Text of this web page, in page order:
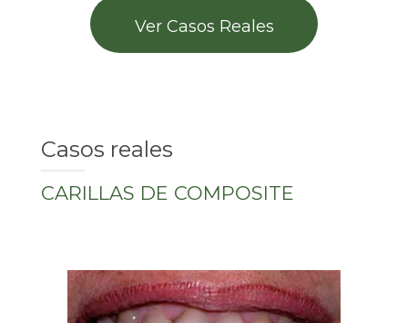
CONTACTO Ver Casos Reales
Casos reales
CARILLAS DE COMPOSITE